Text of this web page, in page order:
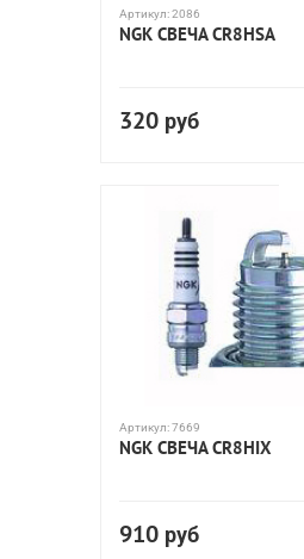
Артикул:2086
NGK СВЕЧА CR8HSA
320 руб
Артикул:7669
NGK СВЕЧА CR8HIX
910 руб